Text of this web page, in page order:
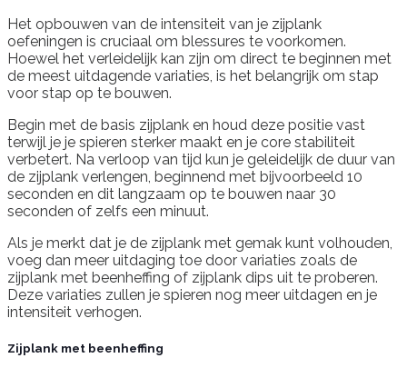
Het opbouwen van de intensiteit van je zijplank
oefeningen is cruciaal om blessures te voorkomen.
Hoewel het verleidelijk kan zijn om direct te beginnen met
de meest uitdagende variaties, is het belangrijk om stap
voor stap op te bouwen.
Begin met de basis zijplank en houd deze positie vast
terwijl je je spieren sterker maakt en je core stabiliteit
verbetert. Na verloop van tijd kun je geleidelijk de duur van
de zijplank verlengen, beginnend met bijvoorbeeld 10
seconden en dit langzaam op te bouwen naar 30
seconden of zelfs een minuut.
Als je merkt dat je de zijplank met gemak kunt volhouden,
voeg dan meer uitdaging toe door variaties zoals de
zijplank met beenheffing of zijplank dips uit te proberen.
Deze variaties zullen je spieren nog meer uitdagen en je
intensiteit verhogen.
Zijplank met beenheffing